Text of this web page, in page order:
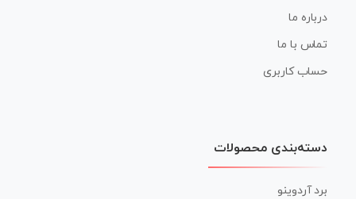
درباره ما
تماس با ما
حساب کاربری
دسته‌بندی محصولات
برد آردوینو